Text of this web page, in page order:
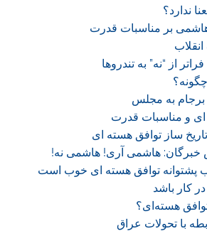
ندارد؟
هاشمی بر مناسبات قدرت
به مجلس
و مناسبات قدرت
ساز توافق هسته ای
خبرگان: هاشمی آری! هاشمی نه!
پشتوانه توافق هسته ای خوب است
کار باشد
هسته‌ای؟
با تحولات عراق